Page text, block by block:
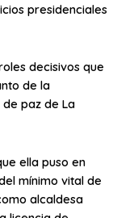
presidenciales
decisivos que
de la
de paz de La
ella puso en
mínimo vital de
alcaldesa